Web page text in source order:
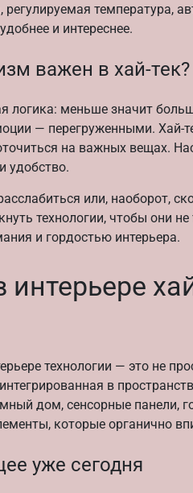
температура,
и интереснее.
важен в хай-тек?
логика: меньше значит
— перегруженными. Хай-
на важных вещах.
удобство.
или, наоборот,
технологии, чтобы они
и гордостью интерьера.
технологии — это не
в
дом, сенсорные панели,
которые органично
уже сегодня